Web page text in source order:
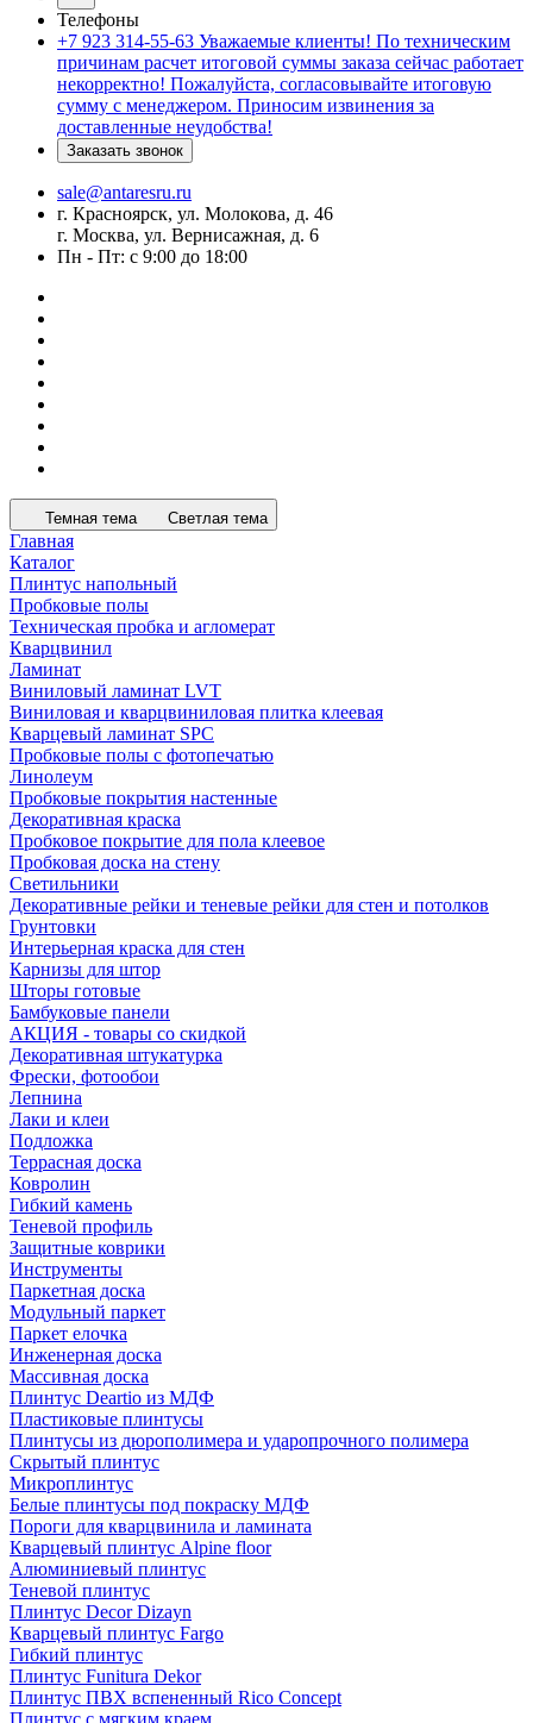
Телефоны
+7 923 314-55-63 Уважаемые клиенты! По техническим
причинам расчет итоговой суммы заказа сейчас работает
некорректно! Пожалуйста, согласовывайте итоговую
сумму с менеджером. Приносим извинения за
доставленные неудобства!
Заказать звонок
sale@antaresru.ru
г. Красноярск, ул. Молокова, д. 46
г. Москва, ул. Вернисажная, д. 6
Пн - Пт: с 9:00 до 18:00
Темная тема Светлая тема
Главная
Каталог
Плинтус напольный
Пробковые полы
Техническая пробка и агломерат
Кварцвинил
Ламинат
Виниловый ламинат LVT
Виниловая и кварцвиниловая плитка клеевая
Кварцевый ламинат SPC
Пробковые полы с фотопечатью
Линолеум
Пробковые покрытия настенные
Декоративная краска
Пробковое покрытие для пола клеевое
Пробковая доска на стену
Светильники
Декоративные рейки и теневые рейки для стен и потолков
Грунтовки
Интерьерная краска для стен
Карнизы для штор
Шторы готовые
Бамбуковые панели
АКЦИЯ - товары со скидкой
Декоративная штукатурка
Фрески, фотообои
Лепнина
Лаки и клеи
Подложка
Террасная доска
Ковролин
Гибкий камень
Теневой профиль
Защитные коврики
Инструменты
Паркетная доска
Модульный паркет
Паркет елочка
Инженерная доска
Массивная доска
Плинтус Deartio из МДФ
Пластиковые плинтусы
Плинтусы из дюрополимера и ударопрочного полимера
Скрытый плинтус
Микроплинтус
Белые плинтусы под покраску МДФ
Пороги для кварцвинила и ламината
Кварцевый плинтус Alpine floor
Алюминиевый плинтус
Теневой плинтус
Плинтус Decor Dizayn
Кварцевый плинтус Fargo
Гибкий плинтус
Плинтус Funitura Dekor
Плинтус ПВХ вспененный Rico Concept
Плинтус с мягким краем